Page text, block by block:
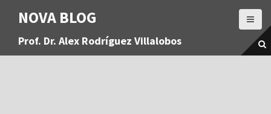
a
NOVA BLOG
Prof. Dr. Alex Rodríguez Villalobos